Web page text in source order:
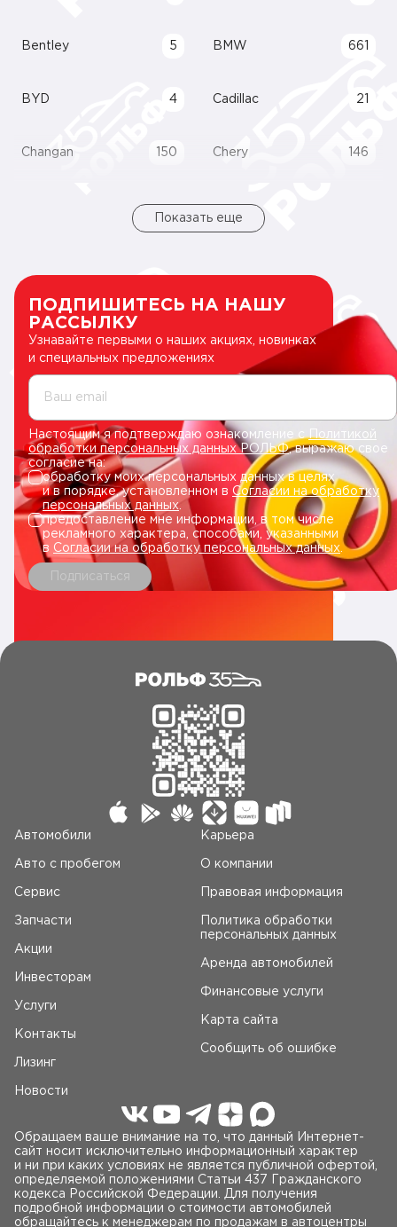
Bentley 5 BMW 661
BYD 4 Cadillac 21
Changan 150 Chery 146
Показать еще
ПОДПИШИТЕСЬ НА НАШУ
РАССЫЛКУ
Узнавайте первыми о наших акциях, новинках
и специальных предложениях
Ваш email
Настоящим я подтверждаю ознакомление сПолитикой
обработки персональных данных РОЛЬФ, выражаю свое
согласие на:
обработку моих персональных данных в целях
и в порядке, установленном в Согласии на обработку
персональных данных.
предоставление мне информации, в том числе
рекламного характера, способами, указанными
в Согласии на обработку персональных данных
Подписаться
Автомобили
Авто c пробегом
Сервис
Запчасти
Акции
Инвесторам
Услуги
Контакты
Лизинг
Новости
Карьера
О компании
Правовая информация
Политика обработки
персональных данных
Аренда автомобилей
Финансовые услуги
Карта сайта
Сообщить об ошибке
Обращаем ваше внимание на то, что данный Интернет-
сайт носит исключительно информационный характер
и ни при каких условиях не является публичной офертой,
определяемой положениями Статьи 437 Гражданского
кодекса Российской Федерации. Для получения
подробной информации о стоимости автомобилей
обращайтесь к менеджерам по продажам в автоцентры